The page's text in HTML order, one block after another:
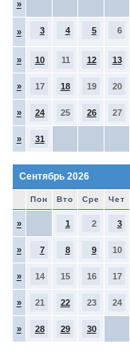
»
» 3 4 5 6
» 10 11 12 13
» 17 18 19 20
» 24 25 26 27
» 31
Сентябрь 2026
Пон Вто Сре Чет
» 1 2 3
» 7 8 9 10
» 14 15 16 17
» 21 22 23 24
» 28 29 30